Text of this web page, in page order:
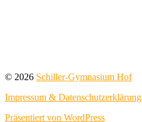
© 2026 Schiller-Gymnasium Hof
Impressum & Datenschutzerklärung
Präsentiert von WordPress